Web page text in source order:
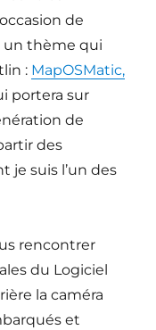
de
un thème qui
: MapOSMatic,
portera sur
de
des
je suis l’un des
rencontrer
du Logiciel
la caméra
et